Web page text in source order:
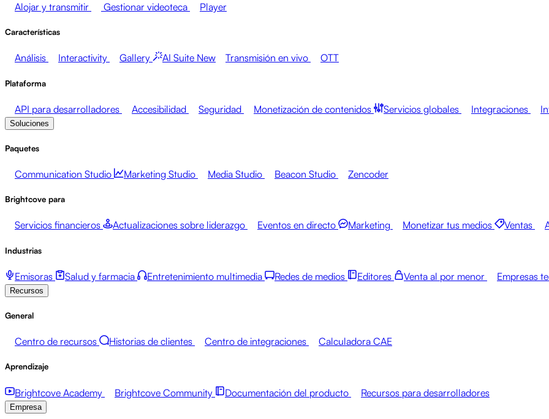
Alojar y transmitir Gestionar videoteca Player
Características
Análisis Interactivity Gallery AI Suite New Transmisión en vivo OTT
Plataforma
API para desarrolladores Accesibilidad Seguridad Monetización de contenidos Servicios globales Integraciones
Soluciones
Paquetes
Communication Studio Marketing Studio Media Studio Beacon Studio Zencoder
Brightcove para
Servicios financieros Actualizaciones sobre liderazgo Eventos en directo Marketing Monetizar tus medios Ventas
Industrias
Emisoras Salud y farmacia Entretenimiento multimedia Redes de medios Editores Venta al por menor Empresas
Recursos
General
Centro de recursos Historias de clientes Centro de integraciones Calculadora CAE
Aprendizaje
Brightcove Academy Brightcove Community Documentación del producto Recursos para desarrolladores
Empresa